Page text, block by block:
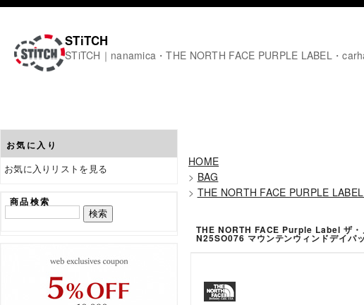
STiTCH
STiTCH｜nanamica・THE NORTH FACE PURPLE LABEL・
お気に入り
お気に入りリストを見る
商品検索
HOME
> BAG
> THE NORTH FACE PURPLE
THE NORTH FACE Purple Label ザ
N25SO076 マウンテンウィンドデイパ